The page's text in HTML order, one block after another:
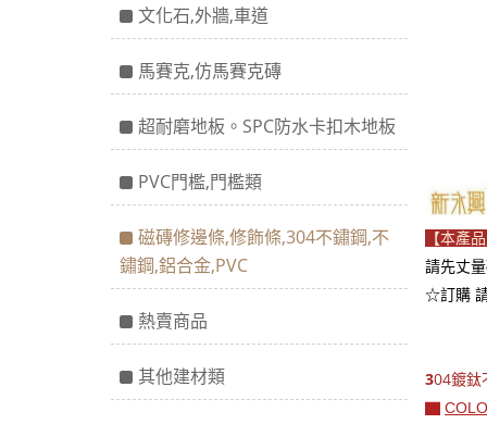
文化石,外牆,車道
馬賽克,仿馬賽克磚
超耐磨地板。SPC防水卡扣木地板
PVC門檻,門檻類
磁磚修邊條,修飾條,304不鏽鋼,不
鏽鋼,鋁合金,PVC
熱賣商品
其他建材類
【本產
請先丈
☆訂購
304鍍
▇